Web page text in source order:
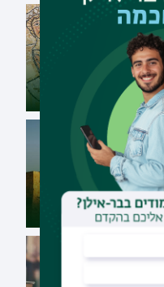
ראשון באמנות יהודית עם
ארץ ישראל וארכאולוגיה -
חוגי מובנה
ראשון בלימודי המזרח
עם לימודי ארץ ישראל
- דו-חוגי מובנה